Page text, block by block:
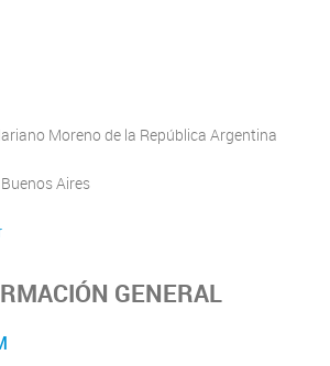
Moreno de la República Argentina
Aires
GENERAL